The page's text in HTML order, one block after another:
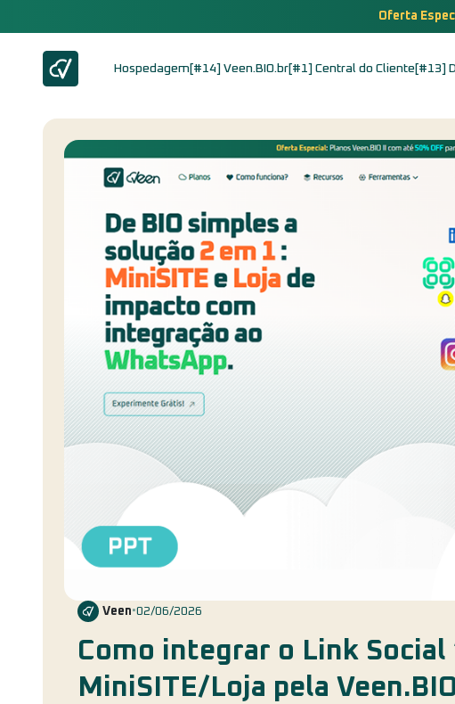
Oferta
Hospedagem [#14] Veen.BIO.br[#1] Central do Cliente [#13]
Veen•02/06/2026
Como integrar o Link Social
MiniSITE/Loja pela